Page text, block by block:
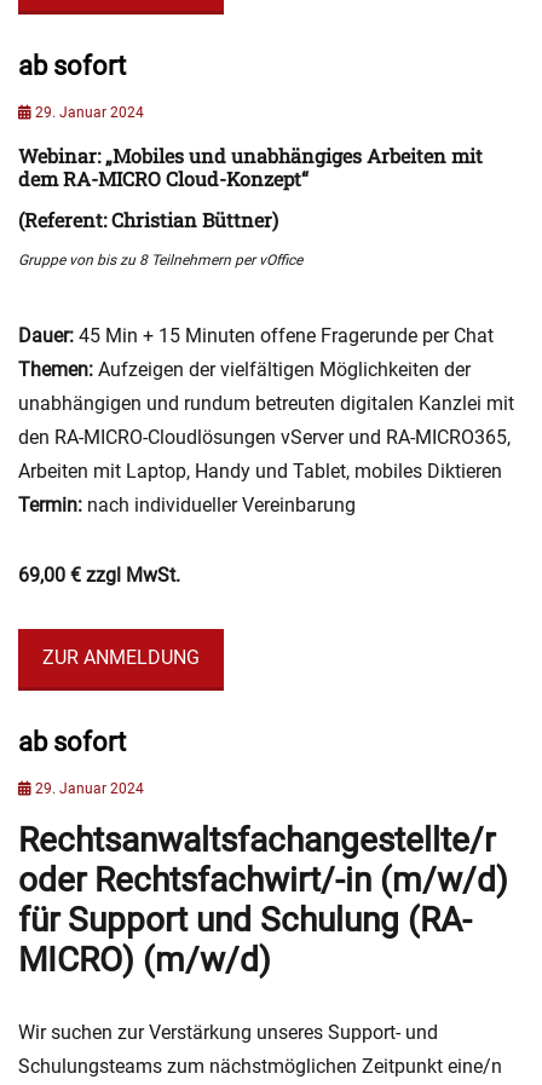
Categories
c
u
l
u
g
c
h
u
n
g
ab sofort
Posted
29. Januar 2024
Webinar: „Mobiles und unabhängiges Arbeiten mit
dem RA-MICRO Cloud-Konzept“
(Referent: Christian Büttner)
Gruppe von bis zu 8 Teilnehmern per vOffice
Dauer: 45 Min + 15 Minuten offene Fragerunde per Chat
Themen: Aufzeigen der vielfältigen Möglichkeiten der
unabhängigen und rundum betreuten digitalen Kanzlei mit
den RA-MICRO-Cloudlösungen vServer und RA-MICRO365,
Arbeiten mit Laptop, Handy und Tablet, mobiles Diktieren
Termin: nach individueller Vereinbarung
69,00 € zzgl MwSt.
ZUR ANMELDUNG
Categories
c
u
u
n
g
h
u
ab sofort
Posted
29. Januar 2024
Rechtsanwaltsfachangestellte/r
oder Rechtsfachwirt/-in (m/w/d)
für Support und Schulung (RA-
MICRO) (m/w/d)
Wir suchen zur Verstärkung unseres Support- und
Schulungsteams zum nächstmöglichen Zeitpunkt eine/n